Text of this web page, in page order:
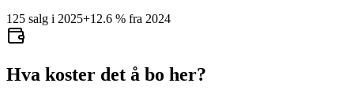
125 salg i 2025+12.6 % fra 2024
Hva koster det å bo her?